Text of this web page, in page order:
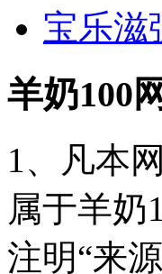
宝乐滋
羊奶100
1、凡本
属于羊奶
注明“来